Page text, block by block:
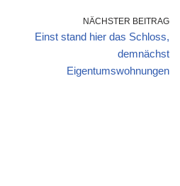
NÄCHSTER BEITRAG
Einst stand hier das Schloss,
demnächst
Eigentumswohnungen